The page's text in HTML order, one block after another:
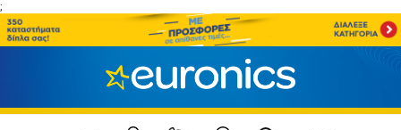
;